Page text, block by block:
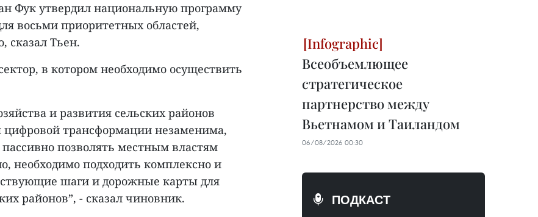
Фук утвердил национальную программу
восьми приоритетных областей,
сказал Тьен.
в котором необходимо осуществить
и развития сельских районов
цифровой трансформации незаменима,
позволять местным властям
необходимо подходить комплексно и
шаги и дорожные карты для
районов”, - сказал чиновник.
Всеобъемлющее
стратегическое
партнерство между
Вьетнамом и Таиландом
06/08/2026 00:30
ПОДКАСТ